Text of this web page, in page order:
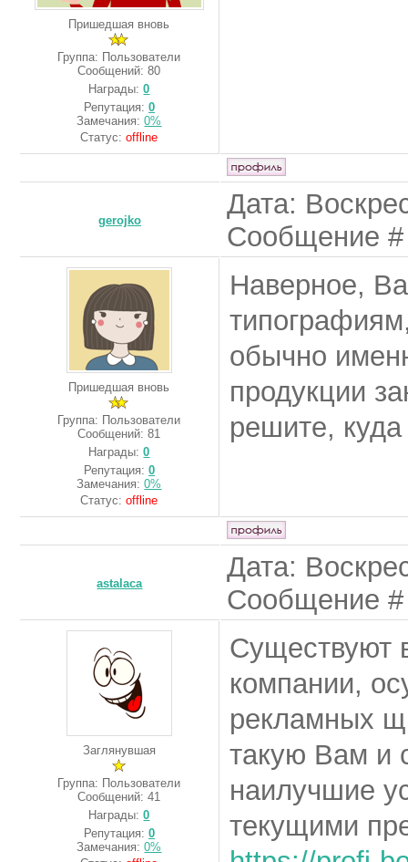
Пришедшая вновь
Группа: Пользователи
Сообщений:80
Награды:0
Репутация: 0
Замечания:0%
Статус:offline
gerojko
Дата:
Сообщение
Пришедшая вновь
Группа: Пользователи
Сообщений:81
Награды:0
Репутация: 0
Замечания:0%
Статус:offline
Наверное,
обычно
продукции
решите,
astalaca
Дата:
Сообщение
Заглянувшая
Группа: Пользователи
Сообщений:41
Награды:0
Репутация: 0
Замечания:0%
Существуют
компании,
рекламных
такую Вам и
наилучшие
текущими